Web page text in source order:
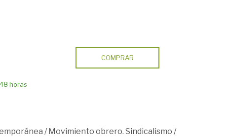
horas
COMPRAR
/Movimiento obrero. Sindicalismo /